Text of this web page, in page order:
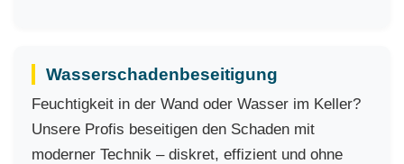
Wasserschadenbeseitigung
Feuchtigkeit in der Wand oder Wasser im Keller?
Unsere Profis beseitigen den Schaden mit
moderner Technik – diskret, effizient und ohne